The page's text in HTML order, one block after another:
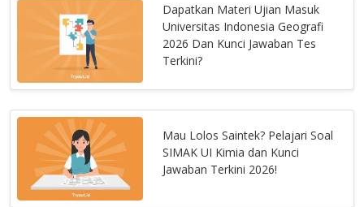
Dapatkan Materi Ujian Masuk
Universitas Indonesia Geografi
2026 Dan Kunci Jawaban Tes
Terkini?
Mau Lolos Saintek? Pelajari Soal
SIMAK UI Kimia dan Kunci
Jawaban Terkini 2026!